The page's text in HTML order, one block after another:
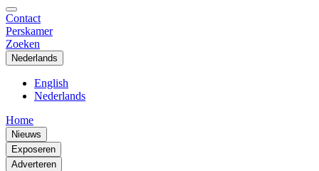
Contact
Perskamer
Zoeken
Nederlands
English
Nederlands
Home
Nieuws
Exposeren
Adverteren